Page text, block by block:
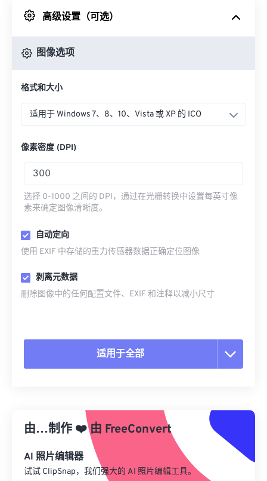
来自 Google Drive
高级设置（可选）
图像选项
格式和大小
适用于 Windows 7、8、10、Vista 或 XP 的 ICO
像素密度 (DPI)
选择 0-1000 之间的 DPI，通过在光栅转换中设置每英寸像
素来确定图像清晰度。
自动定向
使用 EXIF 中存储的重力传感器数据正确定位图像
剥离元数据
删除图像中的任何配置文件、EXIF 和注释以减小尺寸
适用于全部
从预设应用
另存为预设
由…制作 ❤️由 FreeConvert
AI 照片编辑器
试试 ClipSnap，我们强大的 AI 照片编辑工具。